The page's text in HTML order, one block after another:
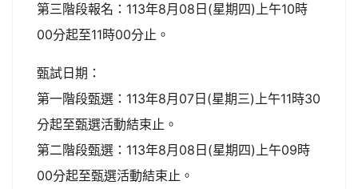
第三階段報名：113年8月08日(星期四)上午10時
00分起至11時00分止。
甄試日期：
第一階段甄選：113年8月07日(星期三)上午11時30
分起至甄選活動結束止。
第二階段甄選：113年8月08日(星期四)上午09時
00分起至甄選活動結束止。